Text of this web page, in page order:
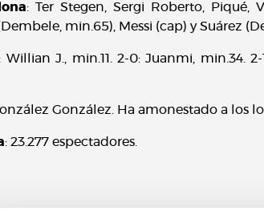
: Ter Stegen, Sergi Roberto, Piqué,
min.65), Messi (cap) y Suárez
Willian J., min.11. 2-0: Juanmi, min.34.
González. Ha amonestado a los
: 23.277 espectadores.